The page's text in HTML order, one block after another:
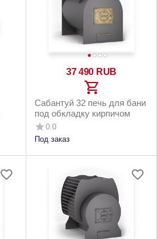
37 490 RUB
Cабантуй 32 печь для бани
под обкладку кирпичом
0.0
Под заказ